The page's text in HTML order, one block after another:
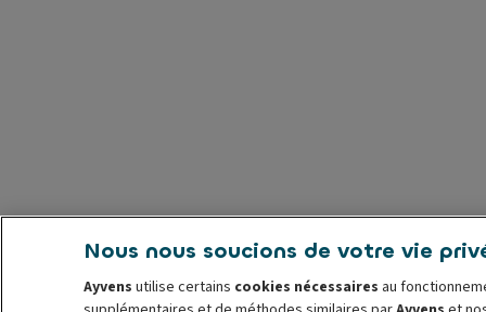
Nous nous soucions de votre vie
Ayvens utilise certains cookies nécessaires au